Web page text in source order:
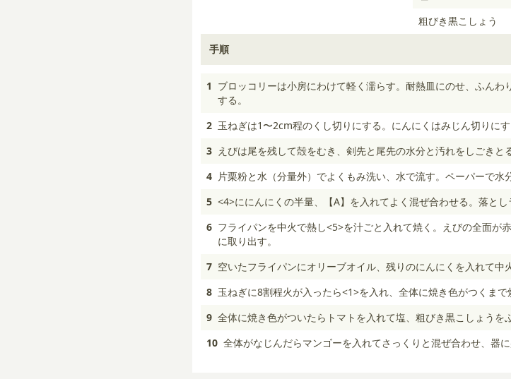
粗びき黒こしょう
手順
1 ブロッコリーは小房にわけて軽く濡らす。耐熱皿にのせ、ふん
する。
2 玉ねぎは1〜2cm程のくし切りにする。にんにくはみじん切りに
3 えびは尾を残して殻をむき、剣先と尾先の水分と汚れをしごきと
4 片栗粉と水（分量外）でよくもみ洗い、水で流す。ペーパーで水
5 <4>ににんにくの半量、【A】を入れてよく混ぜ合わせる。落とし
6 フライパンを中火で熱し<5>を汁ごと入れて焼く。えびの全面が
に取り出す。
7 空いたフライパンにオリーブオイル、残りのにんにくを入れて中
8 玉ねぎに8割程火が入ったら<1>を入れ、全体に焼き色がつくまで
9 全体に焼き色がついたらトマトを入れて塩、粗びき黒こしょうを
10 全体がなじんだらマンゴーを入れてさっくりと混ぜ合わせ、器に